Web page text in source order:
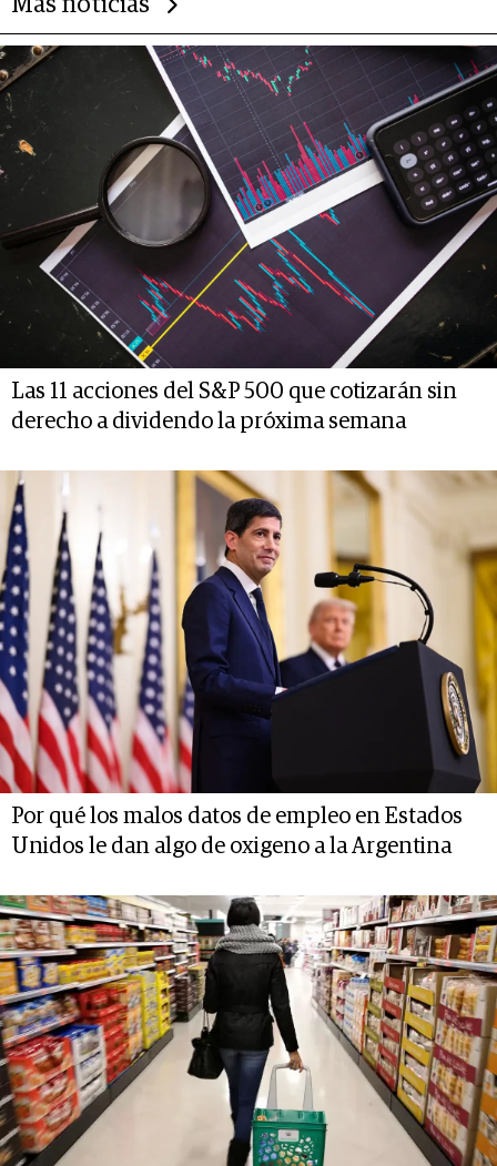
Más noticias
Las 11 acciones del S&P 500 que cotizarán sin
derecho a dividendo la próxima semana
Por qué los malos datos de empleo en Estados
Unidos le dan algo de oxigeno a la Argentina